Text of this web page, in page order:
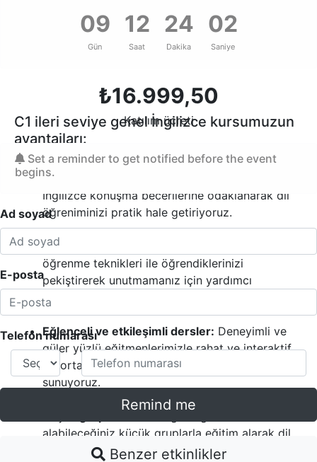
Vurgu eklemek, varsayımsal anlamlar vermek
C1 ileri seviye genel İngilizce kursumuzun
avantajları:
Pratik odaklı:
İngilizce konuşma becerilerine odaklanarak dil
öğreniminizi pratik hale getiriyoruz.
Kalıcı öğrenme:
öğrenme teknikleri ile öğrendiklerinizi
pekiştirerek unutmamanız için yardımcı
oluyoruz.
Eğlenceli ve etkileşimli dersler: Deneyimli ve
güler yüzlü eğitmenlerimizle rahat ve interaktif
bir ortamda İngilizce öğrenme imkanı
sunuyoruz.
alabileceğiniz küçük gruplarla eğitim alarak dil
becerilerinizi daha hızlı geliştirtirin.
09
Gün
12
Saat
24
Dakika
01
Saniye
₺16.999,50
Katılım ücreti
Set a reminder to get notified before the event
begins.
Ad soyad
E-posta
Telefon numarası
Remind me
Benzer etkinlikler